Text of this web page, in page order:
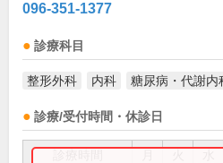
096-351-1377
診療科目
整形外科 内科 糖尿病・代謝内
診療/受付時間・休診日